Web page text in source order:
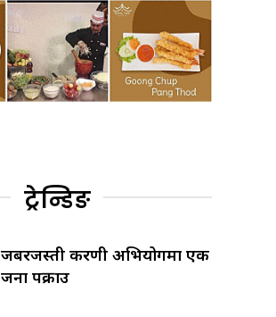
ट्रेन्डिङ
जबरजस्ती करणी अभियोगमा एक
जना पक्राउ